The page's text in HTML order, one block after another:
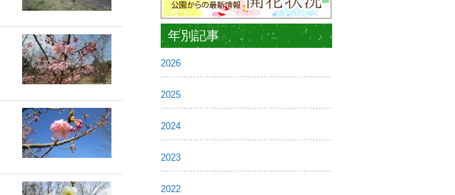
年別記事
2026
2025
2024
2023
2022